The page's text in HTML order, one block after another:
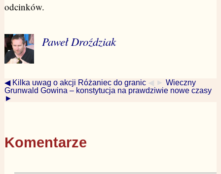
odcinków.
Paweł Droździak
◀ Kilka uwag o akcji Różaniec do granic ◀ ► Wieczny
Grunwald Gowina – konstytucja na prawdziwie nowe czasy
►
Komentarze